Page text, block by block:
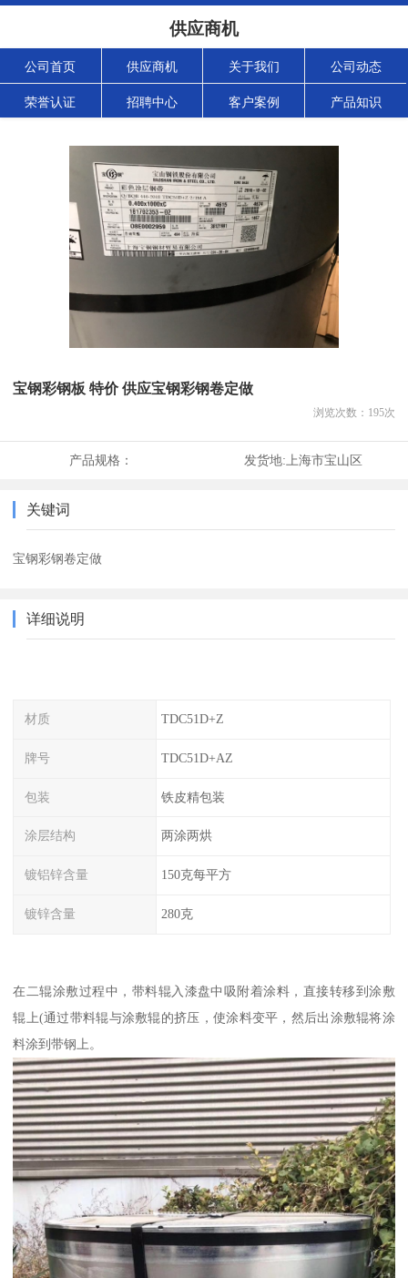
供应商机
公司首页 供应商机 关于我们 公司动态
荣誉认证 招聘中心 客户案例 产品知识
宝钢彩钢板 特价 供应宝钢彩钢卷定做
浏览次数： 195次
产品规格： 发货地: 上海市宝山区
关键词
宝钢彩钢卷定做
详细说明
材质 TDC51D+Z
牌号 TDC51D+AZ
包装 铁皮精包装
涂层结构 两涂两烘
镀铝锌含量 150克每平方
镀锌含量 280克
在二辊涂敷过程中，带料辊入漆盘中吸附着涂料，直接转移到涂敷
辊上(通过带料辊与涂敷辊的挤压，使涂料变平，然后出涂敷辊将涂
料涂到带钢上。